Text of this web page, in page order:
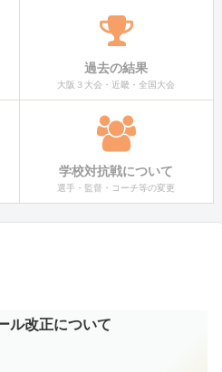
過去の結果
大阪３大会・近畿・全国大会
学校対抗戦について
選手・監督・コーチ等の変更
ル改正について